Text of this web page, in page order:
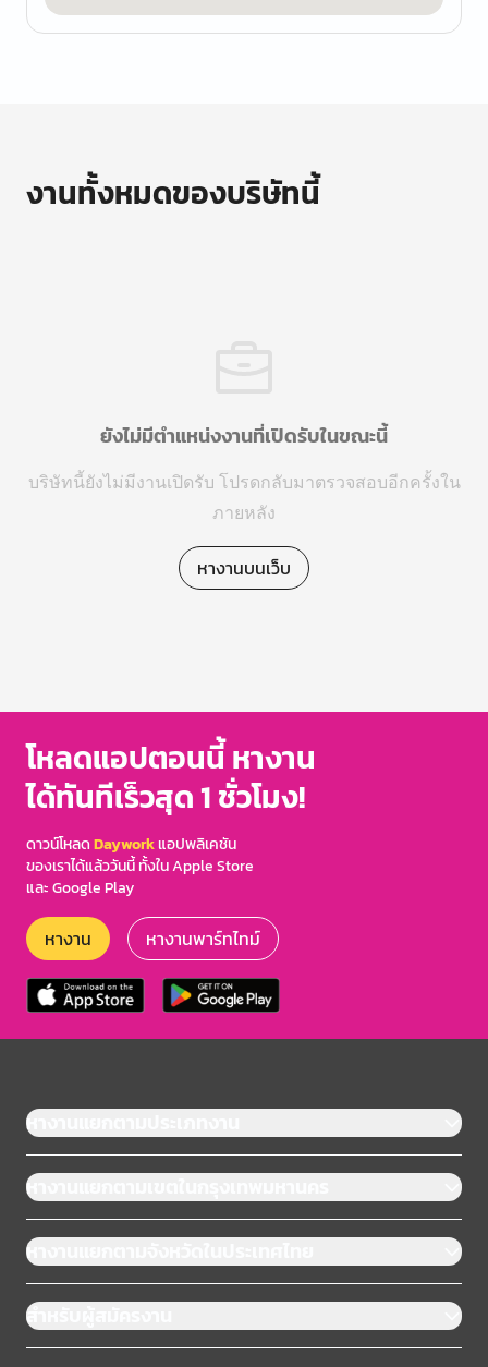
งานทั้งหมดของบริษัทนี้
ยังไม่มีตำแหน่งงานที่เปิดรับในขณะนี้
บริษัทนี้ยังไม่มีงานเปิดรับ โปรดกลับมาตรวจสอบอีกครั้งใน
ภายหลัง
หางานบนเว็บ
โหลดแอปตอนนี้ หางาน
ได้ทันทีเร็วสุด 1 ชั่วโมง!
ดาวน์โหลดDayworkแอปพลิเคชัน
ของเราได้แล้ววันนี้ ทั้งใน Apple Store
และ Google Play
หางาน หางานพาร์ทไทม์
หางานแยกตามประเภทงาน
หางานแยกตามเขตในกรุงเทพมหานคร
หางานแยกตามจังหวัดในประเทศไทย
สำหรับผู้สมัครงาน